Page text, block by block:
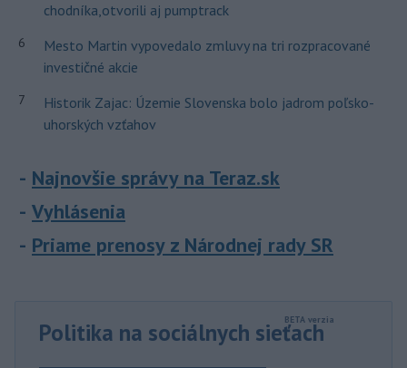
chodníka,otvorili aj pumptrack
6
Mesto Martin vypovedalo zmluvy na tri rozpracované
investičné akcie
7
Historik Zajac: Územie Slovenska bolo jadrom poľsko-
uhorských vzťahov
Najnovšie správy na Teraz.sk
Vyhlásenia
Priame prenosy z Národnej rady SR
Politika na sociálnych sieťach